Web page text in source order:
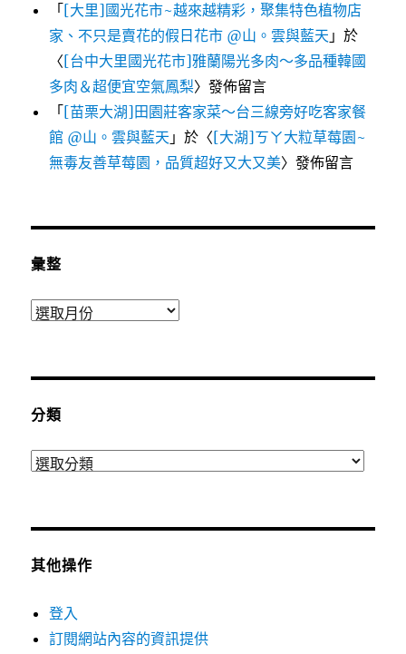
「[大里]國光花市~越來越精彩，聚集特色植物店
家、不只是賣花的假日花市 @山。雲與藍天 」於
〈[台中大里國光花市]雅蘭陽光多肉～多品種韓國
多肉＆超便宜空氣鳳梨〉發佈留言
「[苗栗大湖]田園莊客家菜～台三線旁好吃客家餐
館 @山。雲與藍天 」於〈[大湖]ㄎㄚ大粒草莓園~
無毒友善草莓園，品質超好又大又美〉發佈留言
彙整
彙
分類
分
其他操作
登入
訂閱網站內容的資訊提供